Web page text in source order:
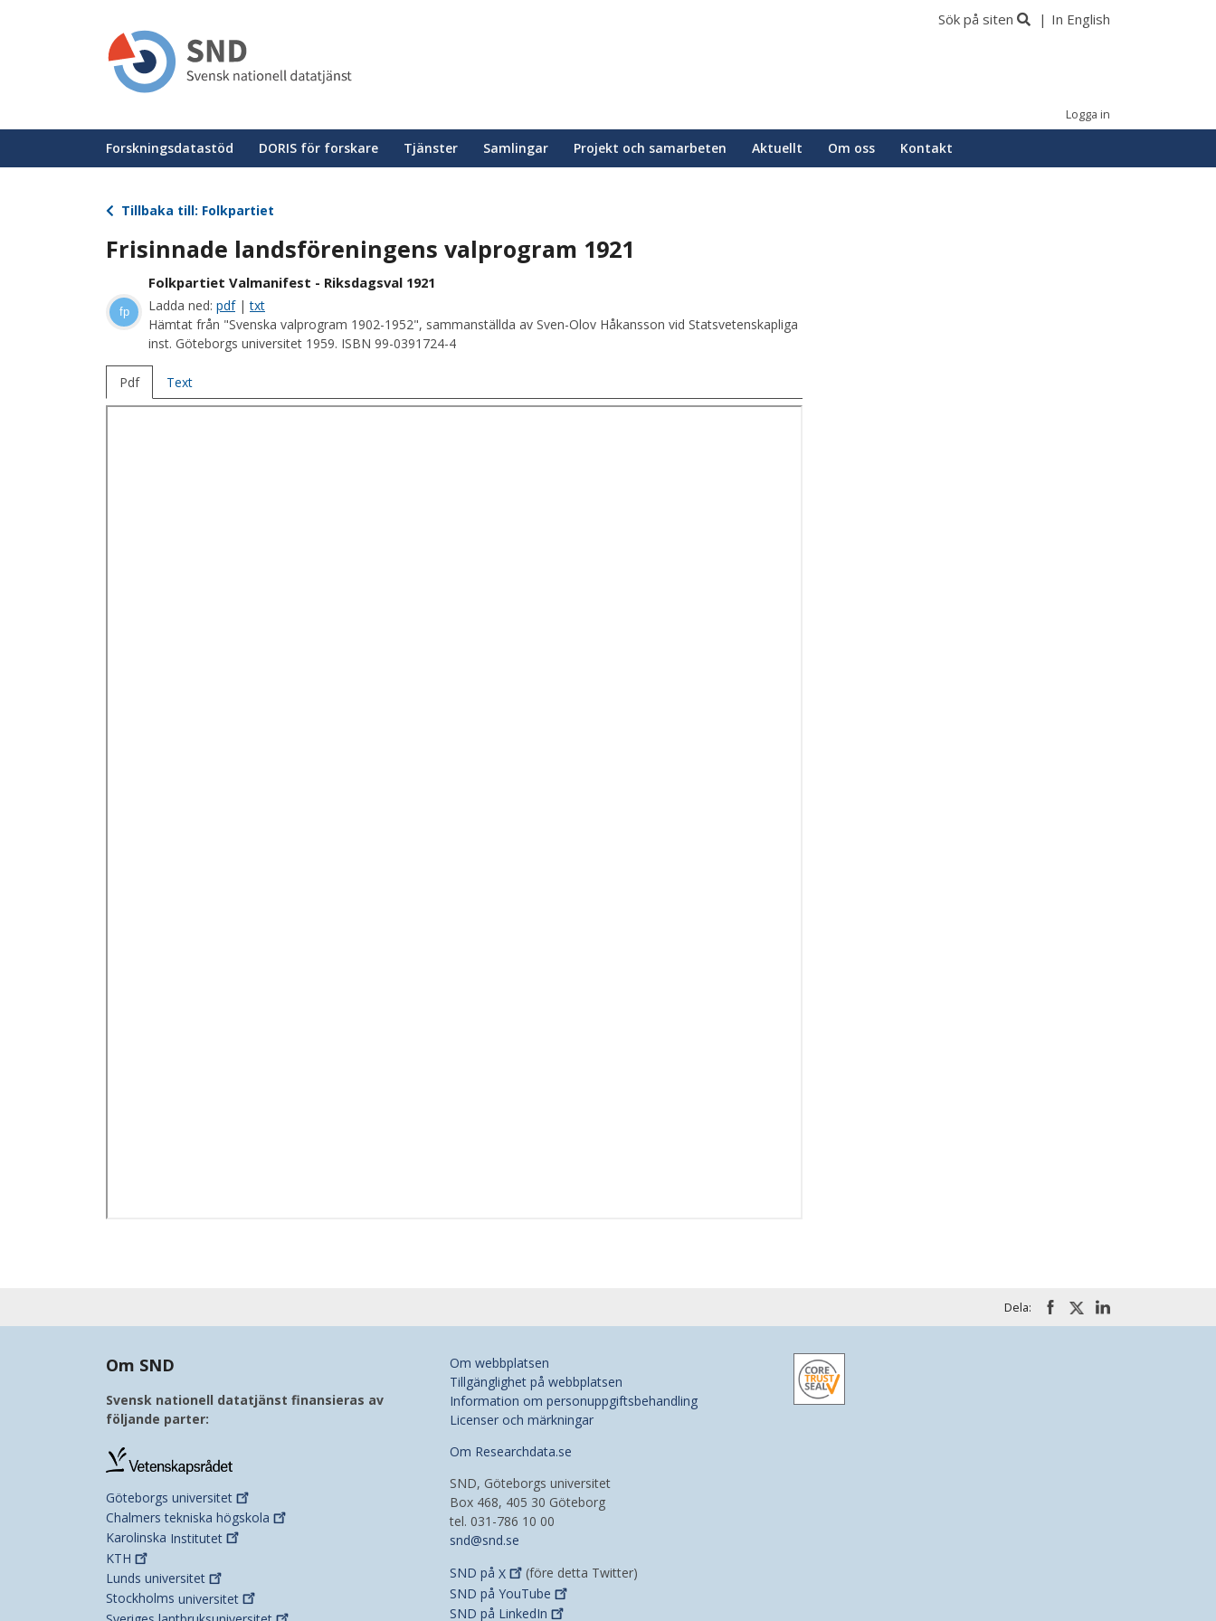
Sök på siten In English
Logga in
Huvudmeny
Forskningsdatastöd DORIS för forskare Tjänster Samlingar Projekt och samarbeten Aktuellt Om oss Kontakt
Tillbaka till: Folkpartiet
Frisinnade landsföreningens valprogram 1921
fp
Folkpartiet Valmanifest - Riksdagsval 1921
Ladda ned: pdf|txt
Hämtat från "Svenska valprogram 1902-1952", sammanställda av Sven-Olov Håkansson vid Statsvetenskapliga
inst. Göteborgs universitet 1959. ISBN 99-0391724-4
Pdf Text
Dela:
Om SND
Svensk nationell datatjänst finansieras av
följande parter:
Göteborgs universitet
Chalmers tekniska högskola
Karolinska Institutet
KTH
Lunds universitet
Stockholms universitet
Om webbplatsen
Tillgänglighet på webbplatsen
Information om personuppgiftsbehandling
Licenser och märkningar
Om Researchdata.se
SND, Göteborgs universitet
Box 468, 405 30 Göteborg
tel. 031-786 10 00
snd@snd.se
SND på X
(före detta Twitter)
SND på YouTube
SND på LinkedIn